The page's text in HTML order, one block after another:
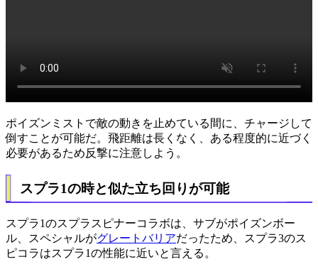
ポイズンミストで敵の動きを止めている間に、チャージして
倒すことが可能だ。飛距離は長くなく、ある程度的に近づく
必要があるため反撃に注意しよう。
スプラ1の時と似た立ち回りが可能
スプラ1のスプラスピナーコラボは、サブがポイズンボー
ル、スペシャルがグレートバリアだったため、スプラ3のス
ピコラはスプラ1の性能に近いと言える。